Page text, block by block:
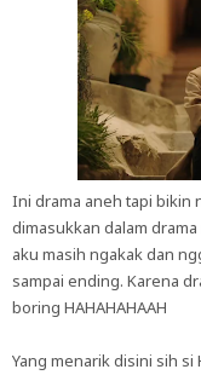
Ini drama aneh tapi bikin
dimasukkan dalam
aku masih ngakak dan
sampai ending. Karena
boring HAHAHAHAAH
Yang menarik disini sih si